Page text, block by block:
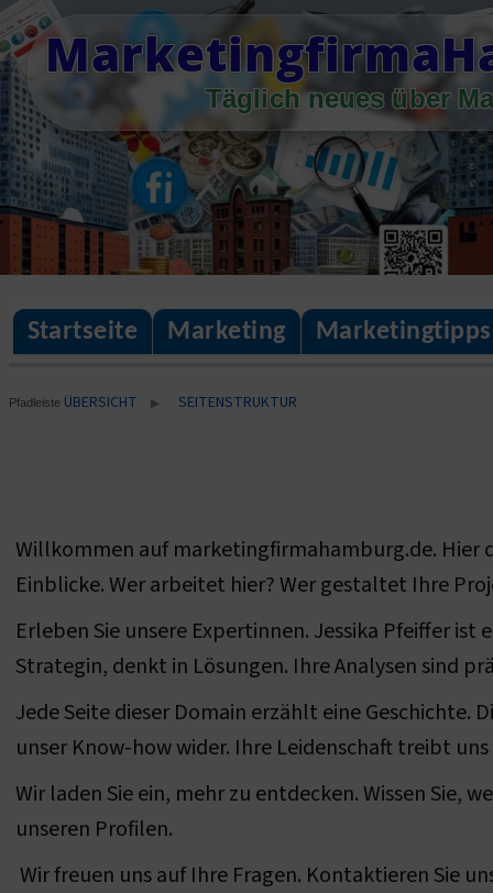
Skip
to
content
Täglich neues über
Startseite Marketing
Pfadleiste ÜBERSICHT ▶ SEITENSTRUKTUR
Willkommen auf marketingfirmahamburg.de. Hier
Einblicke. Wer arbeitet hier? Wer gestaltet Ihre
Erleben Sie unsere Expertinnen. Jessika Pfeiffer
Strategin, denkt in Lösungen. Ihre Analysen sind
Jede Seite dieser Domain erzählt eine Geschichte.
unser Know-how wider. Ihre Leidenschaft treibt uns
Wir laden Sie ein, mehr zu entdecken. Wissen Sie,
unseren Profilen.
Wir freuen uns auf Ihre Fragen. Kontaktieren Sie